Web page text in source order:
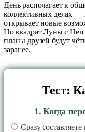
День располагает к
коллективных делах —
открывает новые
Но квадрат Луны с
планы друзей будут
заранее.
Тест:
1. Когда
Сразу